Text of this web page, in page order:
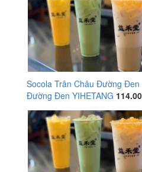
Socola Trân Châu Đường
Đường Đen YIHETANG